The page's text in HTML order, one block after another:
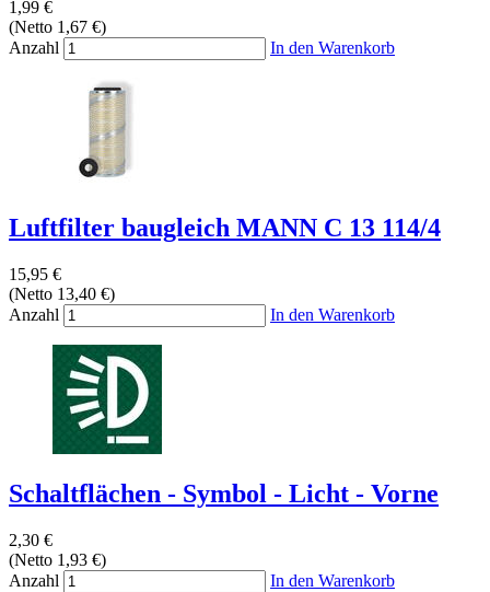
1,99 €
(Netto 1,67 €)
Anzahl
In den Warenkorb
Luftfilter baugleich MANN C 13 114/4
15,95 €
(Netto 13,40 €)
Anzahl
In den Warenkorb
Schaltflächen - Symbol - Licht - Vorne
2,30 €
(Netto 1,93 €)
Anzahl
In den Warenkorb